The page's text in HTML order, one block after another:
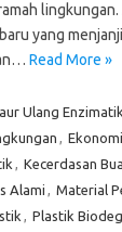
yang
Read More »
Ulang Enzimatik
,
, Kecerdasan
Alami , Material
, Plastik